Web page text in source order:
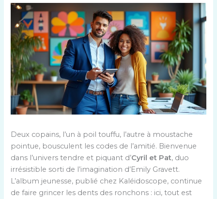
Deux copains, l’un à poil touffu, l’autre à moustache
pointue, bousculent les codes de l’amitié. Bienvenue
dans l’univers tendre et piquant d’Cyril et Pat, duo
irrésistible sorti de l’imagination d’Emily Gravett.
L’album jeunesse, publié chez Kaléidoscope, continue
de faire grincer les dents des ronchons : ici, tout est